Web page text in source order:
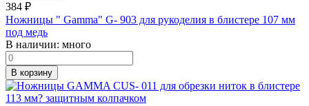
384 ₽
Ножницы " Gamma" G- 903 для рукоделия в блистере 107 мм
под медь
В наличии: много
В корзину